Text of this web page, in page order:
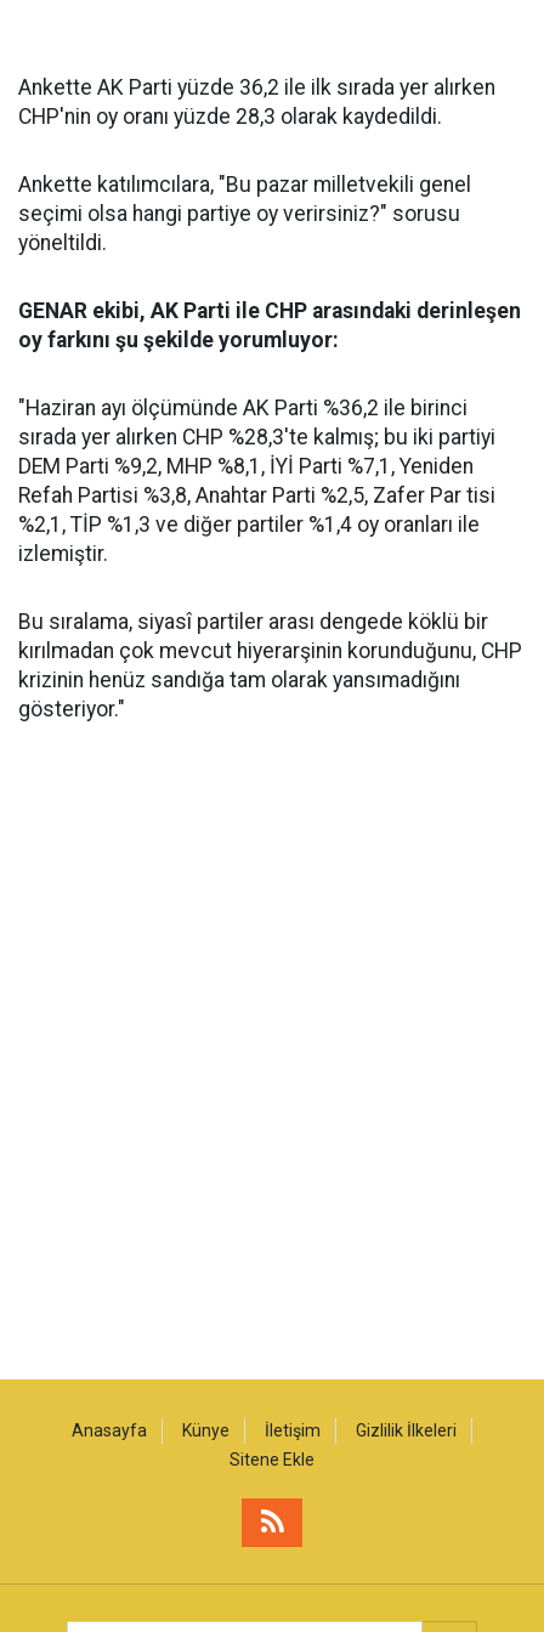
Ankette AK Parti yüzde 36,2 ile ilk sırada yer alırken
CHP'nin oy oranı yüzde 28,3 olarak kaydedildi.
Ankette katılımcılara, "Bu pazar milletvekili genel
seçimi olsa hangi partiye oy verirsiniz?" sorusu
yöneltildi.
GENAR ekibi, AK Parti ile CHP arasındaki derinleşen
oy farkını şu şekilde yorumluyor:
"Haziran ayı ölçümünde AK Parti %36,2 ile birinci
sırada yer alırken CHP %28,3'te kalmış; bu iki partiyi
DEM Parti %9,2, MHP %8,1, İYİ Parti %7,1, Yeniden
Refah Partisi %3,8, Anahtar Parti %2,5, Zafer Par tisi
%2,1, TİP %1,3 ve diğer partiler %1,4 oy oranları ile
izlemiştir.
Bu sıralama, siyasî partiler arası dengede köklü bir
kırılmadan çok mevcut hiyerarşinin korunduğunu, CHP
krizinin henüz sandığa tam olarak yansımadığını
gösteriyor."
Anasayfa Künye İletişim
Gizlilik İlkeleri
Sitene Ekle